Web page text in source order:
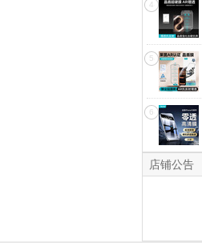
4
5
6
店铺公告